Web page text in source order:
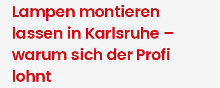
Lampen montieren
lassen in Karlsruhe –
warum sich der Profi
lohnt